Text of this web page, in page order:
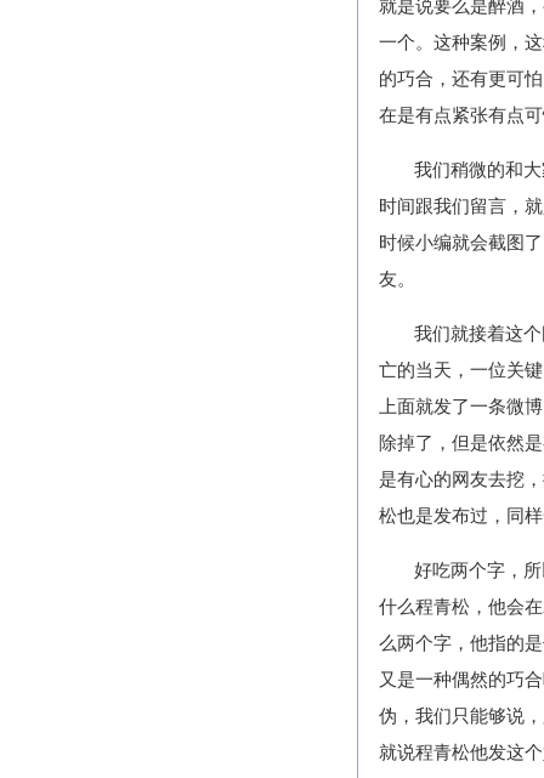
就是说要么是醉酒
一个。这种案例，
的巧合，还有更可
在是有点紧张有点
我们稍微的和
时间跟我们留言，
时候小编就会截图
友。
我们就接着这
亡的当天，一位关
上面就发了一条微
除掉了，但是依然
是有心的网友去挖
松也是发布过，同
好吃两个字，
什么程青松，他会在
么两个字，他指的
又是一种偶然的巧
伪，我们只能够说
就说程青松他发这